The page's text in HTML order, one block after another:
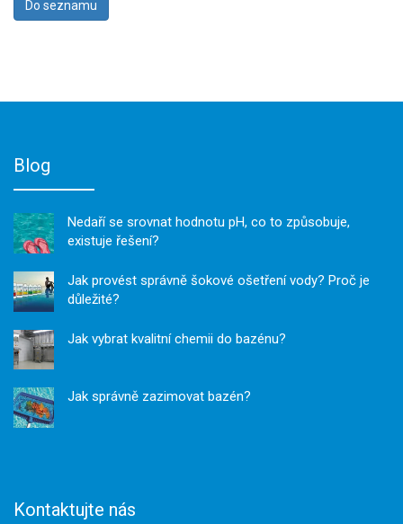
Blog
Nedaří se srovnat hodnotu pH, co to způsobuje,
existuje řešení?
Jak provést správně šokové ošetření vody? Proč je
důležité?
Jak vybrat kvalitní chemii do bazénu?
Jak správně zazimovat bazén?
Kontaktujte nás